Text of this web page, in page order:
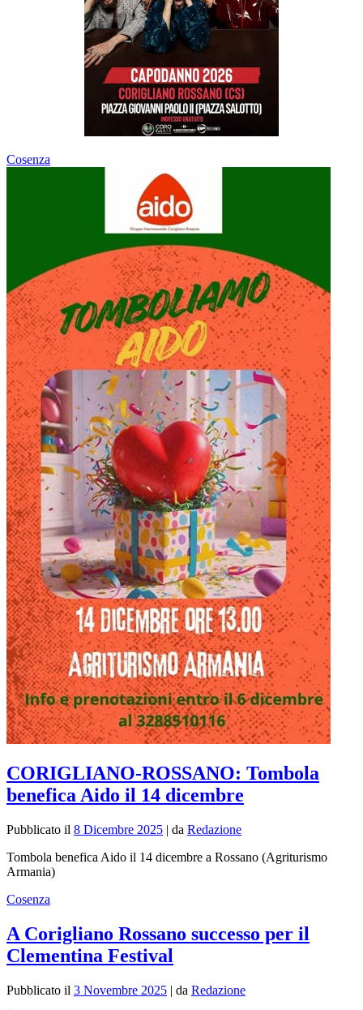
Cosenza
CORIGLIANO-ROSSANO: Tombola
benefica Aido il 14 dicembre
Pubblicato il 8 Dicembre 2025 | da Redazione
Tombola benefica Aido il 14 dicembre a Rossano (Agriturismo
Armania)
Cosenza
A Corigliano Rossano successo per il
Clementina Festival
Pubblicato il 3 Novembre 2025 | da Redazione